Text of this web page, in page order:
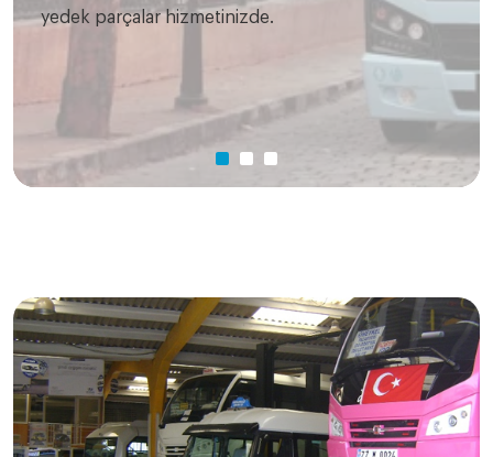
yedek parçalar hizmetinizde.